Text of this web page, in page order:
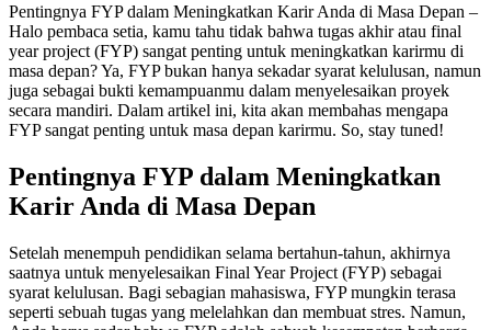
Pentingnya FYP dalam Meningkatkan Karir Anda di Masa Depan –
Halo pembaca setia, kamu tahu tidak bahwa tugas akhir atau final
year project (FYP) sangat penting untuk meningkatkan karirmu di
masa depan? Ya, FYP bukan hanya sekadar syarat kelulusan, namun
juga sebagai bukti kemampuanmu dalam menyelesaikan proyek
secara mandiri. Dalam artikel ini, kita akan membahas mengapa
FYP sangat penting untuk masa depan karirmu. So, stay tuned!
Pentingnya FYP dalam Meningkatkan
Karir Anda di Masa Depan
Setelah menempuh pendidikan selama bertahun-tahun, akhirnya
saatnya untuk menyelesaikan Final Year Project (FYP) sebagai
syarat kelulusan. Bagi sebagian mahasiswa, FYP mungkin terasa
seperti sebuah tugas yang melelahkan dan membuat stres. Namun,